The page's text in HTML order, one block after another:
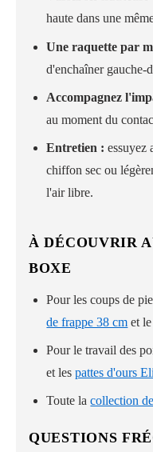
haute dans une
Une raquette par
d'enchaîner gauche-
Accompagnez
au moment du
Entretien : essuyez
chiffon sec ou
l'air libre.
À DÉCOUVRIR
BOXE
Pour les coups de
de frappe 38 cm et
Pour le travail des
et lespattes d'ours
Toute lacollection
QUESTIONS